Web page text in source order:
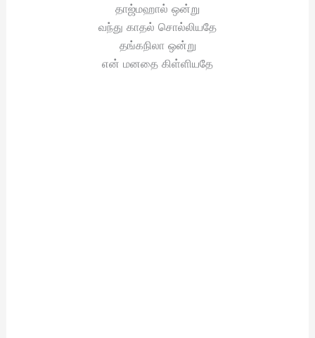
தாஜ்மஹால் ஒன்று
வந்து காதல் சொல்லியதே
தங்கநிலா ஒன்று
என் மனதை கிள்ளியதே